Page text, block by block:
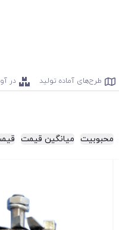
طرح‌های آماده تولید در
محبوبیت میانگین قیمت